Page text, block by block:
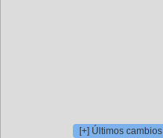
[+] Últimos cambios